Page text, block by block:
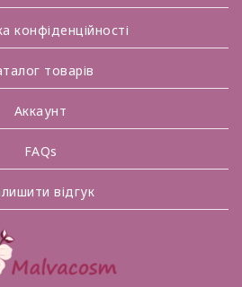
конфіденційності
товарів
Аккаунт
FAQs
відгук